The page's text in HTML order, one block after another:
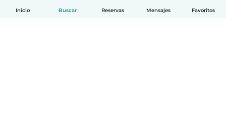
Inicio Buscar Reservas Mensajes Favoritos